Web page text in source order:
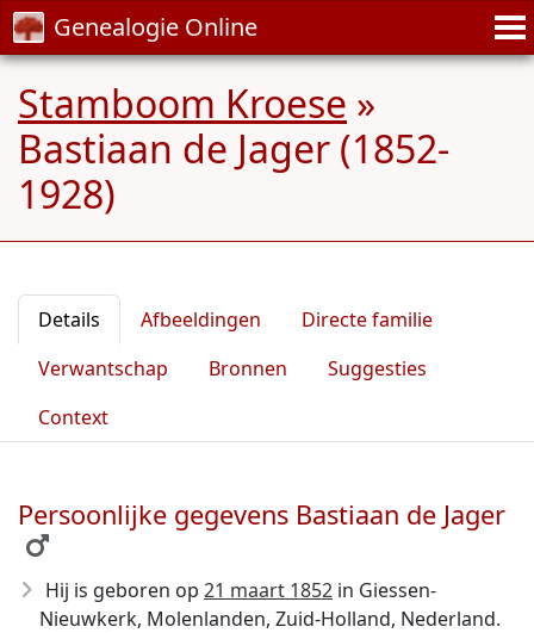
Genealogie Online
Stamboom Kroese »
Bastiaan de Jager (1852-
1928)
Details Afbeeldingen
Directe familie
Verwantschap
Bronnen
Suggesties
Context
Persoonlijke gegevens Bastiaan de Jager
Hij is geboren op 21 maart 1852 in Giessen-
Nieuwkerk, Molenlanden, Zuid-Holland, Nederland.